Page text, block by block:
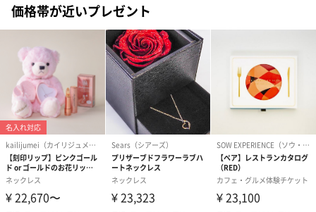
価格帯が近いプレゼント